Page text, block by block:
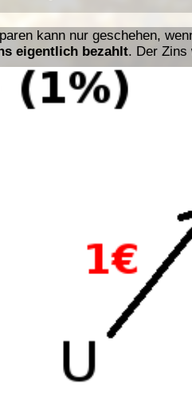
kann nur geschehen,
eigentlich bezahlt. Der Zins